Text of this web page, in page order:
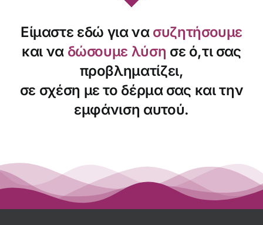
Είμαστε εδώ για να συζητήσουμε
και ναδώσουμε λύση σε ό,τι σας
προβληματίζει,
σε σχέση με το δέρμα σας και την
εμφάνιση αυτού.